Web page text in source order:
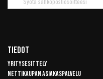
uutiskirje
Tiedot
Yritysesittely
Nettikaupan asiakaspalvelu